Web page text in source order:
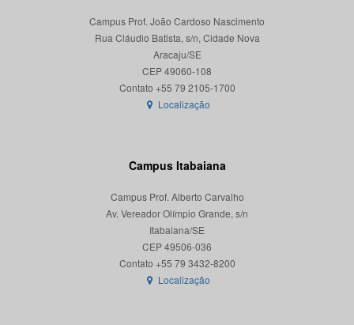
Campus Prof. João Cardoso Nascimento
Rua Cláudio Batista, s/n, Cidade Nova
Aracaju/SE
CEP 49060-108
Localização
Campus Itabaiana
Campus Prof. Alberto Carvalho
Av. Vereador Olímpio Grande, s/n
Itabaiana/SE
CEP 49506-036
Localização